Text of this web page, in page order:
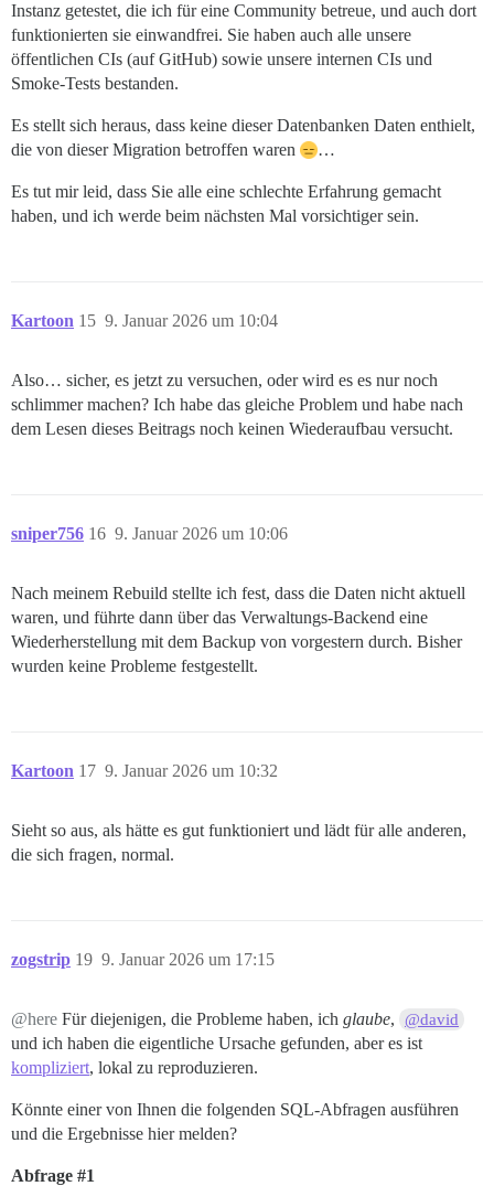
Instanz getestet, die ich für eine Community betreue, und auch dort
funktionierten sie einwandfrei. Sie haben auch alle unsere
öffentlichen CIs (auf GitHub) sowie unsere internen CIs und
Smoke-Tests bestanden.
Es stellt sich heraus, dass keine dieser Datenbanken Daten enthielt,
die von dieser Migration betroffen waren
…
Es tut mir leid, dass Sie alle eine schlechte Erfahrung gemacht
haben, und ich werde beim nächsten Mal vorsichtiger sein.
Kartoon 9. Januar 2026 um 10:04
15
Also… sicher, es jetzt zu versuchen, oder wird es es nur noch
schlimmer machen? Ich habe das gleiche Problem und habe nach
dem Lesen dieses Beitrags noch keinen Wiederaufbau versucht.
sniper756 9. Januar 2026 um 10:06
16
Nach meinem Rebuild stellte ich fest, dass die Daten nicht aktuell
waren, und führte dann über das Verwaltungs-Backend eine
Wiederherstellung mit dem Backup von vorgestern durch. Bisher
wurden keine Probleme festgestellt.
Kartoon 9. Januar 2026 um 10:32
17
Sieht so aus, als hätte es gut funktioniert und lädt für alle anderen,
die sich fragen, normal.
zogstrip 9. Januar 2026 um 17:15
19
@here Für diejenigen, die Probleme haben, ich glaube, @david
und ich haben die eigentliche Ursache gefunden, aber es ist
kompliziert, lokal zu reproduzieren.
Könnte einer von Ihnen die folgenden SQL-Abfragen ausführen
und die Ergebnisse hier melden?
Abfrage #1